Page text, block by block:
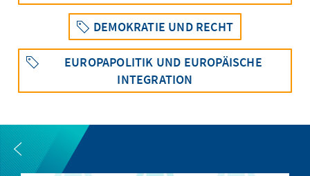
DEMOKRATIE UND RECHT
EUROPAPOLITIK UND EUROPÄISCHE
INTEGRATION